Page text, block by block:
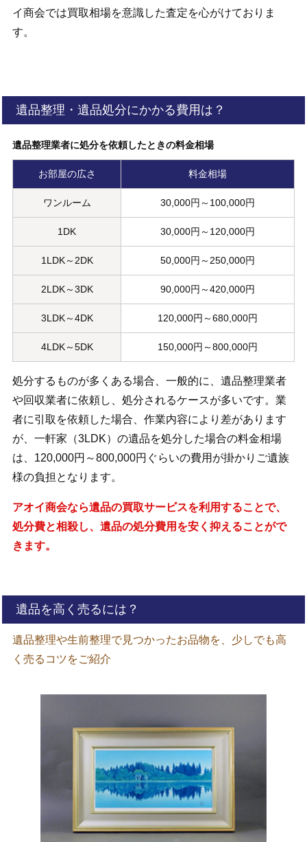
イ商会では買取相場を意識した査定を心がけておりま
す。
遺品整理・遺品処分にかかる費用は？
遺品整理業者に処分を依頼したときの料金相場
お部屋の広さ 料金相場
ワンルーム 30,000円～100,000円
1DK 30,000円～120,000円
1LDK～2DK 50,000円～250,000円
2LDK～3DK 90,000円～420,000円
3LDK～4DK 120,000円～680,000円
4LDK～5DK 150,000円～800,000円
処分するものが多くある場合、一般的に、遺品整理業者
や回収業者に依頼し、処分されるケースが多いです。業
者に引取を依頼した場合、作業内容により差があります
が、一軒家（3LDK）の遺品を処分した場合の料金相場
は、120,000円～800,000円ぐらいの費用が掛かりご遺族
様の負担となります。
アオイ商会なら遺品の買取サービスを利用することで、
処分費と相殺し、遺品の処分費用を安く抑えることがで
きます。
遺品を高く売るには？
遺品整理や生前整理で見つかったお品物を、少しでも高
く売るコツをご紹介